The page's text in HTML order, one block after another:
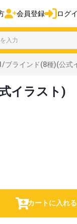
会員登録 ログ
ブラインド(8種)(公式
イラスト)
カートに入れる